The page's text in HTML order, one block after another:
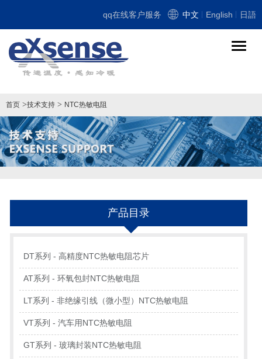
qq在线客户服务 中文 English 日語
导
首页 >技术支持 > NTC热敏电阻
产品目录
DT系列 - 高精度NTC热敏电阻芯片
AT系列 - 环氧包封NTC热敏电阻
LT系列 - 非绝缘引线（微小型）NTC热敏电阻
VT系列 - 汽车用NTC热敏电阻
GT系列 - 玻璃封装NTC热敏电阻